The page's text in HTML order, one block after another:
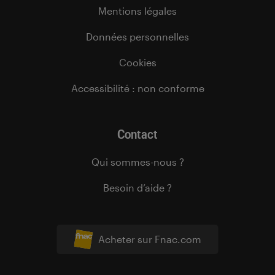
Acheter sur Fnac.com
Mentions légales
Données personnelles
Cookies
Accessibilité : non conforme
Contact
Qui sommes-nous ?
Besoin d’aide ?